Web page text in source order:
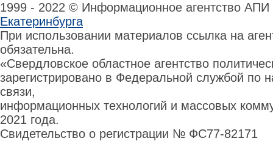
1999 - 2022 © Информационное агентство
Екатеринбурга
При использовании материалов ссылка на
обязательна.
«Свердловское областное агентство
зарегистрировано в Федеральной службой по
связи,
информационных технологий и массовых
2021 года.
Свидетельство о регистрации № ФС77-82171